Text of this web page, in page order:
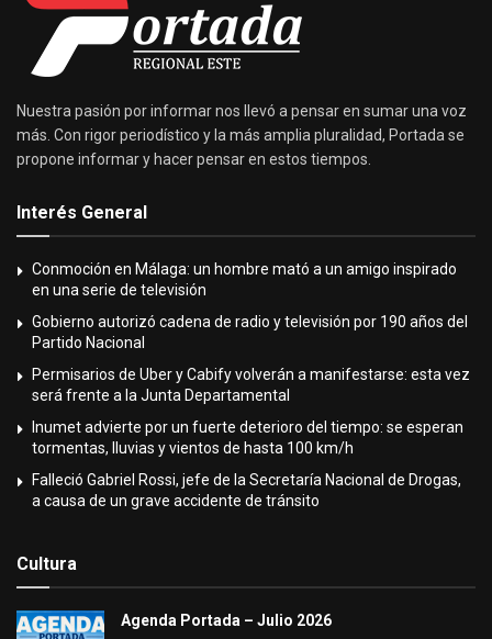
Nuestra pasión por informar nos llevó a pensar en sumar una voz
más. Con rigor periodístico y la más amplia pluralidad, Portada se
propone informar y hacer pensar en estos tiempos.
Interés General
Conmoción en Málaga: un hombre mató a un amigo inspirado
en una serie de televisión
Gobierno autorizó cadena de radio y televisión por 190 años del
Partido Nacional
Permisarios de Uber y Cabify volverán a manifestarse: esta vez
será frente a la Junta Departamental
Inumet advierte por un fuerte deterioro del tiempo: se esperan
tormentas, lluvias y vientos de hasta 100 km/h
Falleció Gabriel Rossi, jefe de la Secretaría Nacional de Drogas,
a causa de un grave accidente de tránsito
Cultura
Agenda Portada – Julio 2026